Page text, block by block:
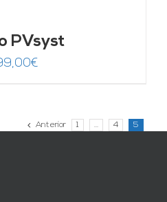
PVsyst
€
Anterior 1 … 4 5